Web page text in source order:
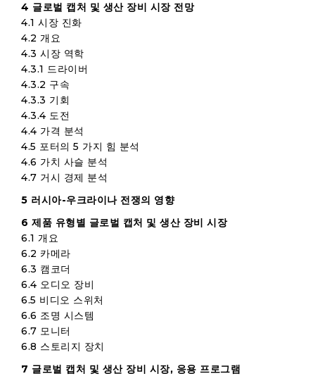
4 글로벌 캡처 및 생산 장비 시장 전망
4.1 시장 진화
4.2 개요
4.3 시장 역학
4.3.1 드라이버
4.3.2 구속
4.3.3 기회
4.3.4 도전
4.4 가격 분석
4.5 포터의 5 가지 힘 분석
4.6 가치 사슬 분석
4.7 거시 경제 분석
5 러시아-우크라이나 전쟁의 영향
6 제품 유형별 글로벌 캡처 및 생산 장비 시장
6.1 개요
6.2 카메라
6.3 캠코더
6.4 오디오 장비
6.5 비디오 스위처
6.6 조명 시스템
6.7 모니터
6.8 스토리지 장치
7 글로벌 캡처 및 생산 장비 시장, 응용 프로그램